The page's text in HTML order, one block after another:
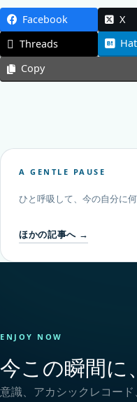
Facebook X
Threads
Copy
A GENTLE PAUSE
ひと呼吸して、今の自分に
ほかの記事へ →
ENJOY NOW
今この瞬間に
意識、アカシックレコー